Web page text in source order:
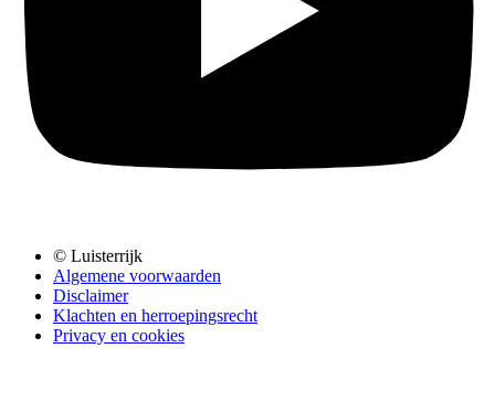
© Luisterrijk
Algemene voorwaarden
Disclaimer
Klachten en herroepingsrecht
Privacy en cookies